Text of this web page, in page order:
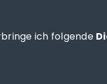
ich folgende